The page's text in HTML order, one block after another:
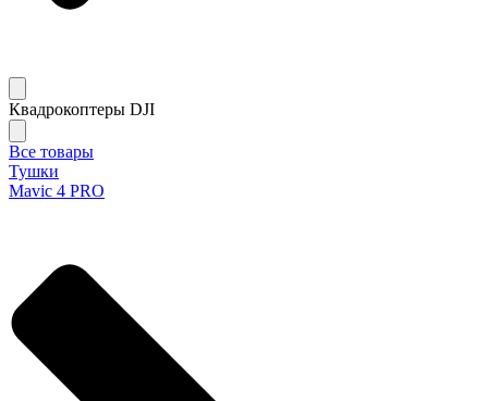
Квадрокоптеры DJI
Все товары
Тушки
Mavic 4 PRO